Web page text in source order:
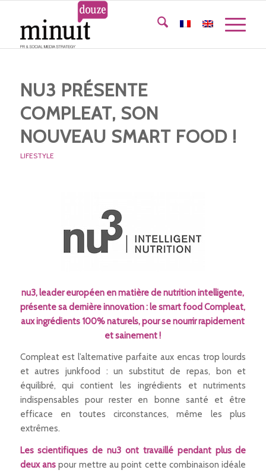
NU3 PRÉSENTE
COMPLEAT, SON
NOUVEAU SMART FOOD !
LIFESTYLE
nu3, leader européen en matière de nutrition intelligente,
présente sa dernière innovation : le smart food Compleat,
aux ingrédients 100% naturels, pour se nourrir rapidement
et sainement !
Compleat est l’alternative parfaite aux encas trop lourds
et autres junkfood : un substitut de repas, bon et
équilibré, qui contient les ingrédients et nutriments
indispensables pour rester en bonne santé et être
efficace en toutes circonstances, même les plus
extrêmes.
Les scientifiques de nu3 ont travaillé pendant plus de
deux anspour mettre au point cette combinaison idéale